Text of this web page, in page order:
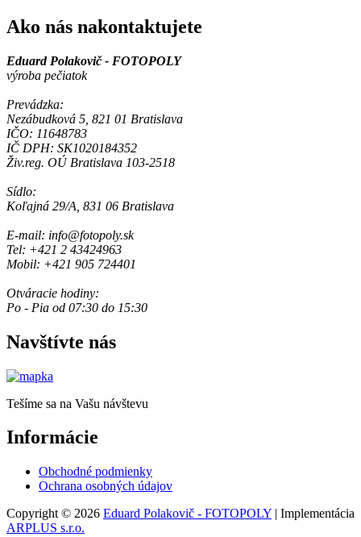
Ako nás nakontaktujete
Eduard Polakovič - FOTOPOLY
výroba pečiatok
Prevádzka:
Nezábudková 5, 821 01 Bratislava
IČO: 11648783
IČ DPH: SK1020184352
Živ.reg. OÚ Bratislava 103-2518
Sídlo:
Koľajná 29/A, 831 06 Bratislava
E-mail: info@fotopoly.sk
Tel: +421 2 43424963
Mobil: +421 905 724401
Otváracie hodiny:
Po - Pia od 07:30 do 15:30
Navštívte nás
Tešíme sa na Vašu návštevu
Informácie
Obchodné podmienky
Ochrana osobných údajov
Copyright © 2026 Eduard Polakovič - FOTOPOLY | Implementácia
ARPLUS s.r.o.